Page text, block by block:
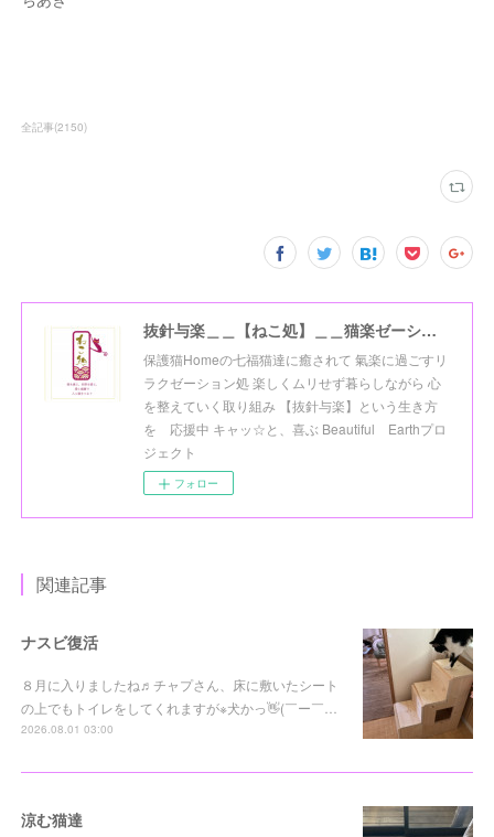
全記事(2150)
抜針与楽＿＿【ねこ処】＿＿猫楽ゼーションHome☆
保護猫Homeの七福猫達に癒されて 氣楽に過ごすリ
ラクゼーション処 楽しくムリせず暮らしながら 心
を整えていく取り組み 【抜針与楽】という生き方
を 応援中 キャッ☆と、喜ぶ Beautiful Earthプロ
ジェクト
フォロー
関連記事
ナスビ復活
８月に入りましたね♬チャプさん、床に敷いたシート
の上でもトイレをしてくれますが※犬かっ👋(￣ー￣…
2026.08.01 03:00
涼む猫達